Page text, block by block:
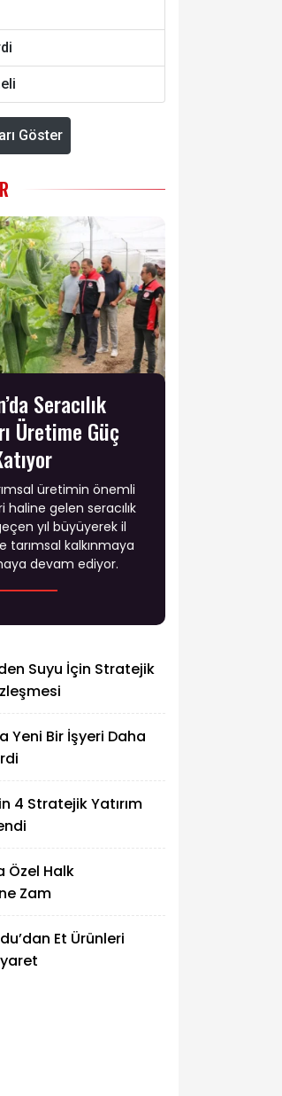
Göster
Seracılık
Üretime Güç
üretimin önemli
haline gelen seracılık
yıl büyüyerek il
tarımsal kalkınmaya
devam ediyor.
Suyu İçin Stratejik
Yeni Bir İşyeri Daha
4 Stratejik Yatırım
Özel Halk
Zam
Et Ürünleri